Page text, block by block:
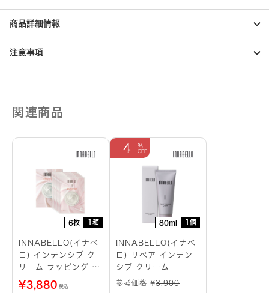
商品詳細情報
注意事項
関連商品
6枚 1箱
INNABELLO(イナベ
ロ) インテンシブ ク
リーム ラッピング シ
ートマスク
¥3,880 税込
80ml 1個
4
INNABELLO(イナベ
ロ) リペア インテン
シブ クリーム
参考価格 ¥3,900